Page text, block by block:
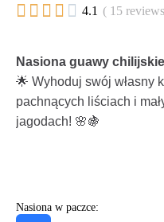
     4.1 ( 15
Nasiona guawy
🌟 Wyhoduj swój własny
pachnących liściach i
jagodach! 🌸🍇
Nasiona w paczce: